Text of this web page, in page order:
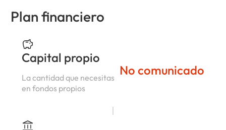
Plan financiero
Capital propio
La cantidad que necesitas
en fondos propios
No comunicado